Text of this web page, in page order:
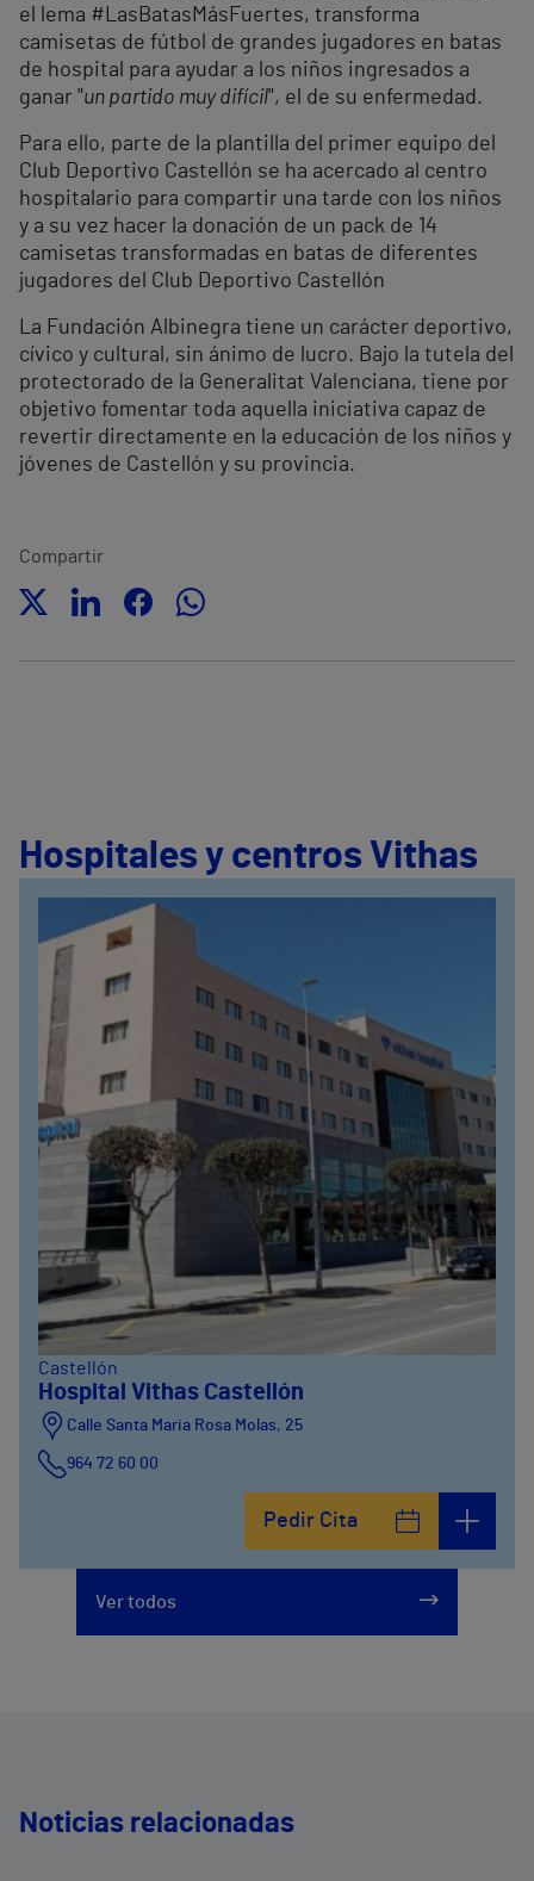
el lema #LasBatasMásFuertes, transforma
camisetas de fútbol de grandes jugadores en batas
de hospital para ayudar a los niños ingresados a
ganar "un partido muy difícil", el de su enfermedad.
Para ello, parte de la plantilla del primer equipo del
Club Deportivo Castellón se ha acercado al centro
hospitalario para compartir una tarde con los niños
y a su vez hacer la donación de un pack de 14
camisetas transformadas en batas de diferentes
jugadores del Club Deportivo Castellón
La Fundación Albinegra tiene un carácter deportivo,
cívico y cultural, sin ánimo de lucro. Bajo la tutela del
protectorado de la Generalitat Valenciana, tiene por
objetivo fomentar toda aquella iniciativa capaz de
revertir directamente en la educación de los niños y
jóvenes de Castellón y su provincia.
Compartir
Hospitales y centros Vithas
Castellón
Hospital Vithas Castellón
Calle Santa Maria Rosa Molas, 25
964 72 60 00
Pedir Cita
Ver todos
Noticias relacionadas